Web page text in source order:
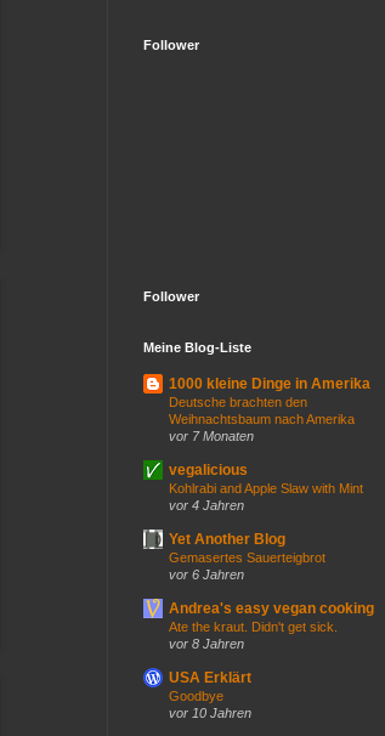
Follower
Follower
Meine Blog-Liste
1000 kleine Dinge in Amerika
Deutsche brachten den
Weihnachtsbaum nach Amerika
vor 7 Monaten
vegalicious
Kohlrabi and Apple Slaw with Mint
vor 4 Jahren
Yet Another Blog
Gemasertes Sauerteigbrot
vor 6 Jahren
Andrea's easy vegan cooking
Ate the kraut. Didn't get sick.
vor 8 Jahren
USA Erklärt
Goodbye
vor 10 Jahren